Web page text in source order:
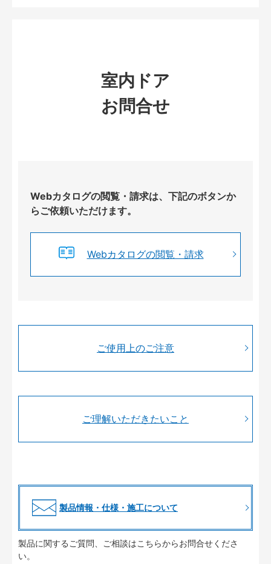
室内ドア
お問合せ
Webカタログの閲覧・請求は、下記のボタンか
らご依頼いただけます。
Webカタログの閲覧・請求
ご使用上のご注意
ご理解いただきたいこと
製品情報・仕様・施工について
製品に関するご質問、ご相談はこちらからお問合せくださ
い。